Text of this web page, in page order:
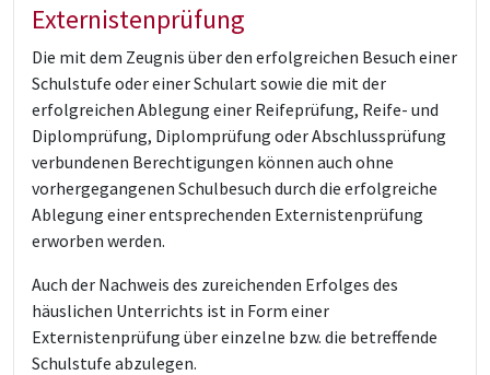
Externistenprüfung
Die mit dem Zeugnis über den erfolgreichen Besuch einer
Schulstufe oder einer Schulart sowie die mit der
erfolgreichen Ablegung einer Reifeprüfung, Reife- und
Diplomprüfung, Diplomprüfung oder Abschlussprüfung
verbundenen Berechtigungen können auch ohne
vorhergegangenen Schulbesuch durch die erfolgreiche
Ablegung einer entsprechenden Externistenprüfung
erworben werden.
Auch der Nachweis des zureichenden Erfolges des
häuslichen Unterrichts ist in Form einer
Externistenprüfung über einzelne bzw. die betreffende
Schulstufe abzulegen.